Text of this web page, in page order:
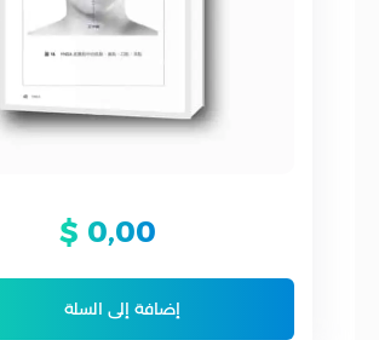
0,00
$
إضافة إلى السلة